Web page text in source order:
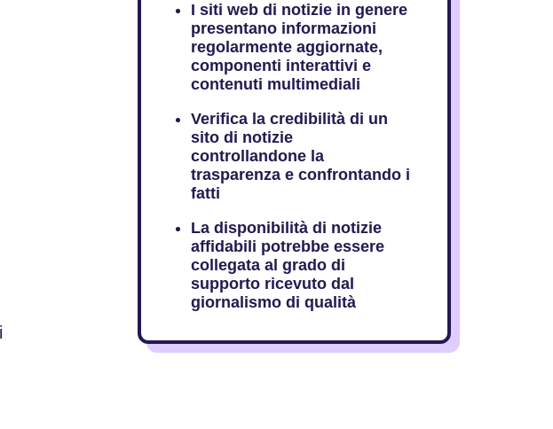
I siti web di notizie in genere
presentano informazioni
regolarmente aggiornate,
componenti interattivi e
contenuti multimediali
Verifica la credibilità di un
sito di notizie
controllandone la
trasparenza e confrontando i
fatti
La disponibilità di notizie
affidabili potrebbe essere
collegata al grado di
supporto ricevuto dal
giornalismo di qualità